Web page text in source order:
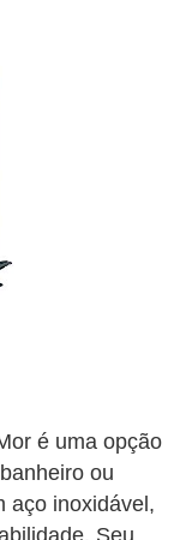
é uma opção
ou
aço inoxidável,
Seu